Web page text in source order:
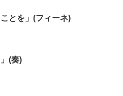
とを」(フィーネ)
(奏)